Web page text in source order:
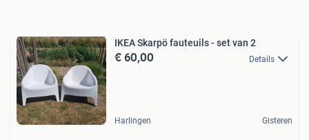
IKEA Skarpö fauteuils - set van 2
€ 60,00 Details
Harlingen Gisteren